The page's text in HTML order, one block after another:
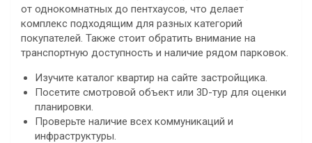
от однокомнатных до пентхаусов, что делает
комплекс подходящим для разных категорий
покупателей. Также стоит обратить внимание на
транспортную доступность и наличие рядом парковок.
Изучите каталог квартир на сайте застройщика.
Посетите смотровой объект или 3D-тур для оценки
планировки.
Проверьте наличие всех коммуникаций и
инфраструктуры.